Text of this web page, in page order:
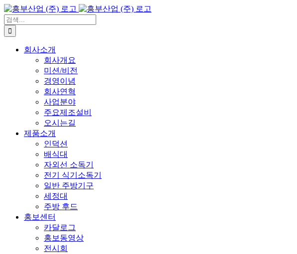
콘
텐
츠
로
검
색:
회사소개
회사개요
미션/비전
경영이념
회사연혁
사업분야
주요제조설비
오시는길
제품소개
인덕션
배식대
자외선 소독기
전기 식기소독기
일반 주방기구
세정대
주방 후드
홍보센터
카달로그
홍보동영상
전시회